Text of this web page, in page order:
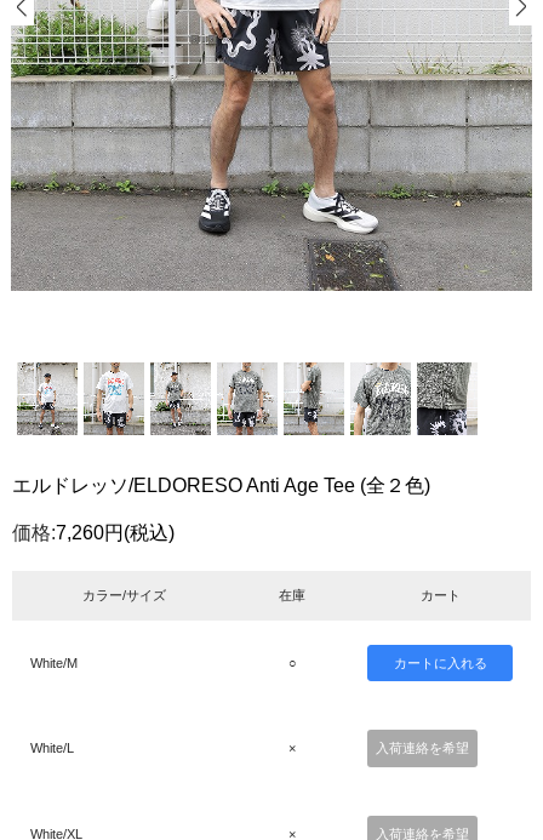
エルドレッソ/ELDORESO Anti Age Tee (全２色)
価格:7,260円 (税込)
カラー/サイズ 在庫 カート
White/M ○
White/L × 入荷連絡を希望
White/XL × 入荷連絡を希望